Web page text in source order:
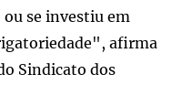
se investiu em
afirma
Sindicato dos